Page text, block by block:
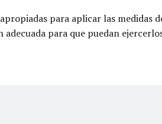
para aplicar las medidas
para que puedan